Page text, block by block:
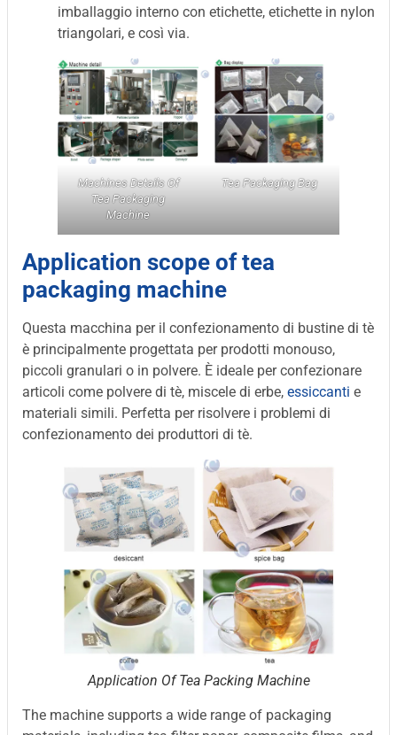
imballaggio interno con etichette, etichette in nylon
triangolari, e così via.
Machines Details Of
Tea Packaging
Machine
Tea Packaging Bag
Application scope of tea
packaging machine
Questa macchina per il confezionamento di bustine di tè
è principalmente progettata per prodotti monouso,
piccoli granulari o in polvere. È ideale per confezionare
articoli come polvere di tè, miscele di erbe, essiccanti e
materiali simili. Perfetta per risolvere i problemi di
confezionamento dei produttori di tè.
Application Of Tea Packing Machine
The machine supports a wide range of packaging